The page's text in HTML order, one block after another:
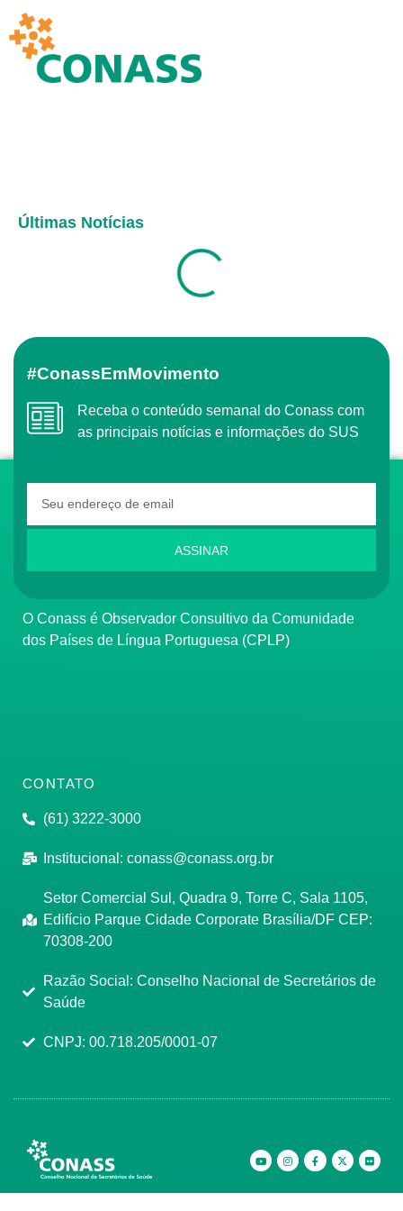
Últimas Notícias
#ConassEmMovimento
Receba o conteúdo semanal do Conass com
as principais notícias e informações do SUS
ASSINAR
O Conass é Observador Consultivo da Comunidade
dos Países de Língua Portuguesa (CPLP)
CONTATO
(61) 3222-3000
Institucional: conass@conass.org.br
Setor Comercial Sul, Quadra 9, Torre C, Sala 1105,
Edifício Parque Cidade Corporate Brasília/DF CEP:
70308-200
Razão Social: Conselho Nacional de Secretários de
Saúde
CNPJ: 00.718.205/0001-07